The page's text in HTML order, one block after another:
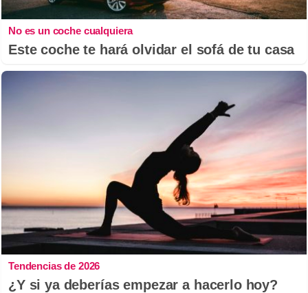
No es un coche cualquiera
Este coche te hará olvidar el sofá de tu casa
Tendencias de 2026
¿Y si ya deberías empezar a hacerlo hoy?